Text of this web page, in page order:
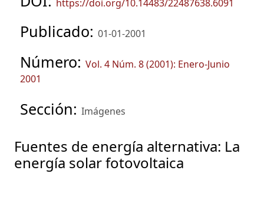
https://doi.org/10.14483/22487638.6091
Publicado: 01-01-2001
Número: Vol. 4 Núm. 8 (2001): Enero-Junio
2001
Sección: Imágenes
Fuentes de energía alternativa: La
energía solar fotovoltaica